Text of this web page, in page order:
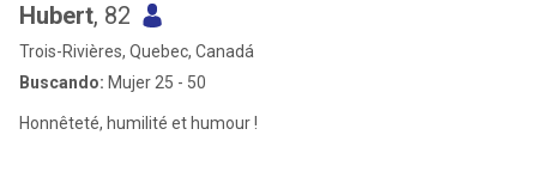
Hubert, 82
Trois-Rivières, Quebec, Canadá
Buscando: Mujer 25 - 50
Honnêteté, humilité et humour !